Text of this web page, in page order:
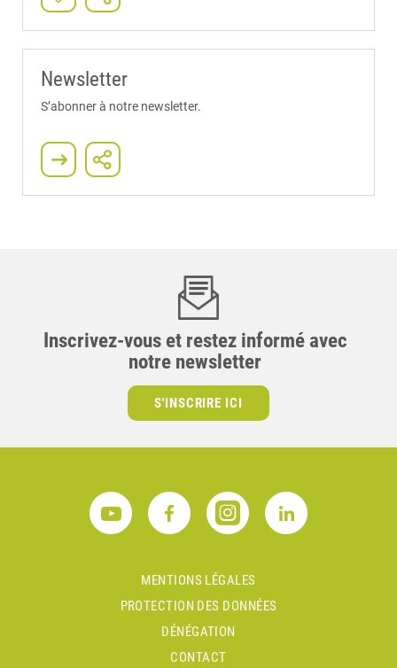
Newsletter
S’abonner à notre newsletter.
Inscrivez-vous et restez informé avec
notre newsletter
S'INSCRIRE ICI
MENTIONS LÉGALES
PROTECTION DES DONNÉES
DÉNÉGATION
CONTACT